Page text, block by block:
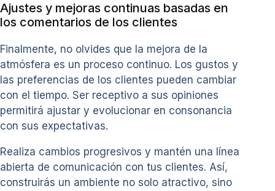
Ajustes y mejoras continuas basadas en
los comentarios de los clientes
Finalmente, no olvides que la mejora de la
atmósfera es un proceso continuo. Los gustos y
las preferencias de los clientes pueden cambiar
con el tiempo. Ser receptivo a sus opiniones
permitirá ajustar y evolucionar en consonancia
con sus expectativas.
Realiza cambios progresivos y mantén una línea
abierta de comunicación con tus clientes. Así,
construirás un ambiente no solo atractivo, sino